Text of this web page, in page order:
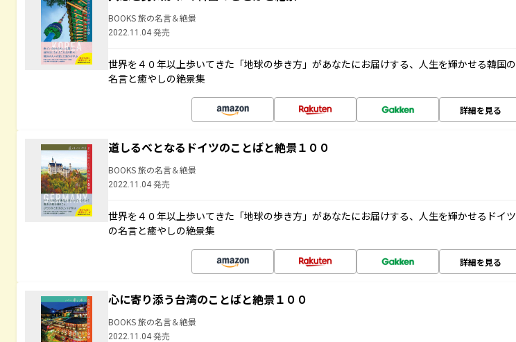
BOOKS 旅の名言＆絶景
2022.11.04 発売
世界を４０年以上歩いてきた「地球の歩き方」があなたにお届けする、人生を輝かせる韓国の
名言と癒やしの絶景集
詳細を見る
道しるべとなるドイツのことばと絶景１００
BOOKS 旅の名言＆絶景
2022.11.04 発売
世界を４０年以上歩いてきた「地球の歩き方」があなたにお届けする、人生を輝かせるドイツ
の名言と癒やしの絶景集
詳細を見る
心に寄り添う台湾のことばと絶景１００
BOOKS 旅の名言＆絶景
2022.11.04 発売